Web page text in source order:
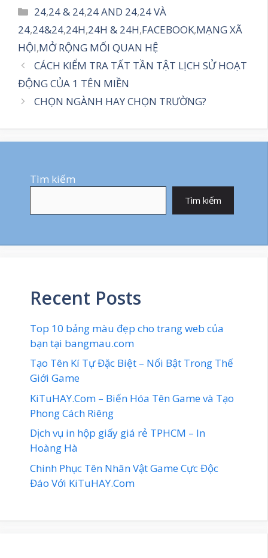
Danh
mục
24,24 & 24,24 AND 24,24 VÀ
24,24&24,24H,24H & 24H,FACEBOOK,MẠNG XÃ
HỘI,MỞ RỘNG MỐI QUAN HỆ
CÁCH KIỂM TRA TẤT TẦN TẬT LỊCH SỬ HOẠT
ĐỘNG CỦA 1 TÊN MIỀN
CHỌN NGÀNH HAY CHỌN TRƯỜNG?
Tìm kiếm
Tìm kiếm
Recent Posts
Top 10 bảng màu đẹp cho trang web của
bạn tại bangmau.com
Tạo Tên Kí Tự Đặc Biệt – Nổi Bật Trong Thế
Giới Game
KiTuHAY.Com – Biến Hóa Tên Game và Tạo
Phong Cách Riêng
Dịch vụ in hộp giấy giá rẻ TPHCM – In
Hoàng Hà
Chinh Phục Tên Nhân Vật Game Cực Độc
Đáo Với KiTuHAY.Com